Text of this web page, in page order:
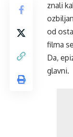
znali
od
filma
Da,
glavni.